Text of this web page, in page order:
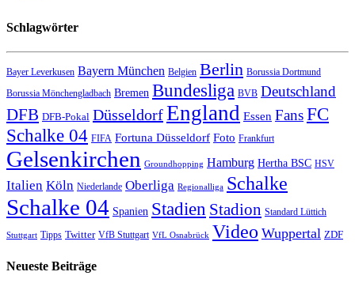
Schlagwörter
Bayer Leverkusen Bayern München Belgien Berlin Borussia Dortmund
Borussia Mönchengladbach Bremen Bundesliga BVB Deutschland
DFB DFB-Pokal DüsseldorfEngland Essen FansFC
Schalke 04 FIFA Fortuna Düsseldorf Foto Frankfurt
Gelsenkirchen Groundhopping Hamburg Hertha BSC HSV
Italien Köln Niederlande Oberliga Regionalliga Schalke
Schalke 04 Spanien Stadien Stadion Standard Lüttich
Stuttgart Tipps Twitter VfB Stuttgart VfL Osnabrück Video Wuppertal ZDF
Neueste Beiträge